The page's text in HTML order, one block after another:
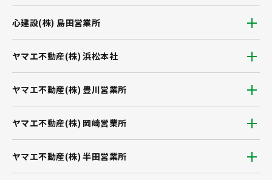
ヤマエ不動産(株) 浜松本社
ヤマエ不動産(株) 豊川営業所
ヤマエ不動産(株) 岡崎営業所
ヤマエ不動産(株) 半田営業所
心建設(株) 島田営業所